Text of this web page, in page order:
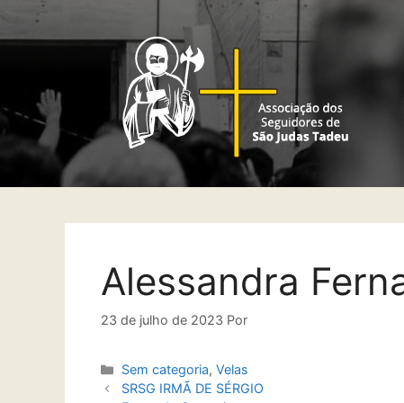
Alessandra
23 de julho de 2023 Por
Sem categoria,Velas
SRSG IRMÃ DE SÉRGIO